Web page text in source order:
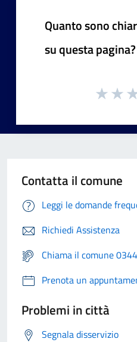
Quanto sono
su questa pagina?
Contatta il comune
Leggi le domande
Richiedi Assistenza
Chiama il comune
Prenota un
Problemi in città
Segnala disservizio